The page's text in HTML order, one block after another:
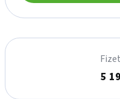
5